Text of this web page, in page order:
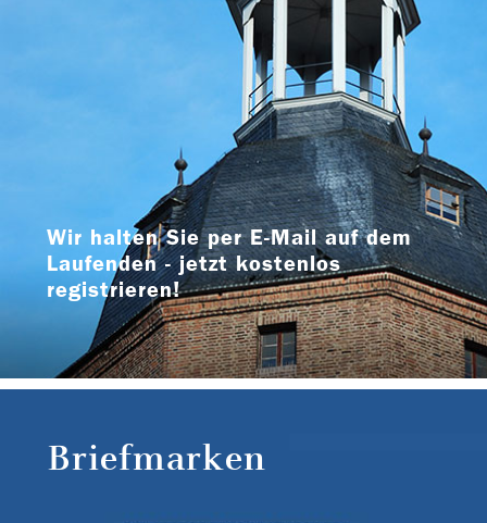
Wir halten Sie per E-Mail auf dem
Laufenden - jetzt kostenlos
registrieren!
Briefmarken